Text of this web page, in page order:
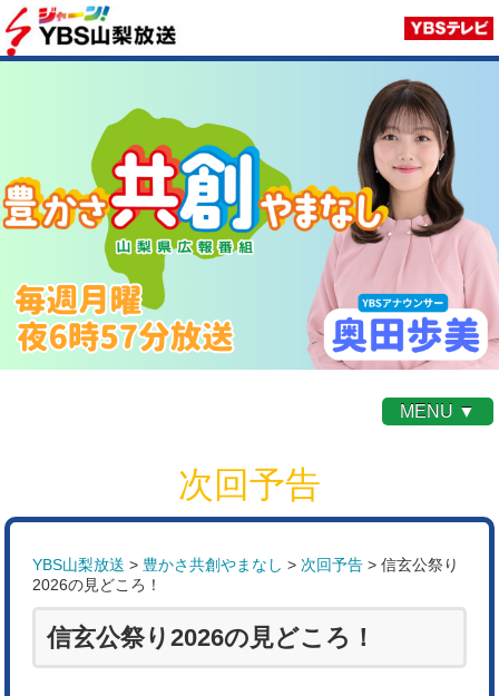
MENU ▼
次回予告
YBS山梨放送 > 豊かさ共創やまなし > 次回予告 >信玄公祭り
2026の見どころ！
信玄公祭り2026の見どころ！